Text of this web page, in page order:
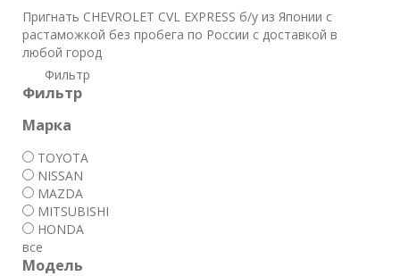
Пригнать CHEVROLET CVL EXPRESS б/у из Японии с
растаможкой без пробега по России с доставкой в
любой город
Фильтр
Фильтр
Марка
TOYOTA
NISSAN
MAZDA
MITSUBISHI
HONDA
все
Модель